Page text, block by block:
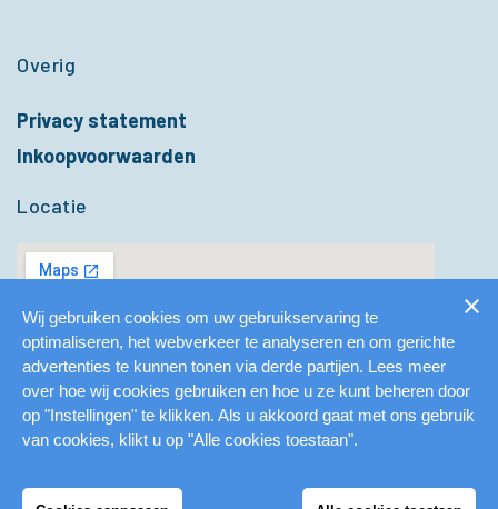
Overig
Privacy statement
Inkoopvoorwaarden
Locatie
Wij gebruiken cookies om uw gebruikservaring te
optimaliseren, het webverkeer te analyseren en om gerichte
advertenties te kunnen tonen via derde partijen. Lees meer
over hoe wij cookies gebruiken en hoe u ze kunt beheren door
op "Instellingen" te klikken. Als u akkoord gaat met ons gebruik
van cookies, klikt u op "Alle cookies toestaan".